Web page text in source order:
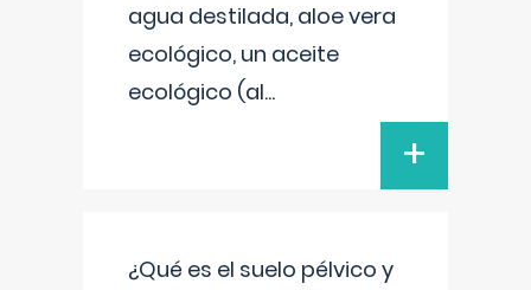
agua destilada, aloe vera
ecológico, un aceite
ecológico (al...
+
¿Qué es el suelo pélvico y